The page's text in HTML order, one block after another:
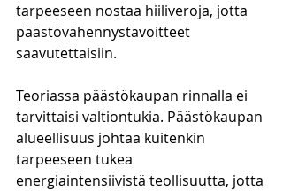
tarpeeseen nostaa hiiliveroja, jotta
päästövähennystavoitteet
saavutettaisiin.
Teoriassa päästökaupan rinnalla ei
tarvittaisi valtiontukia. Päästökaupan
alueellisuus johtaa kuitenkin
tarpeeseen tukea
energiaintensiivistä teollisuutta, jotta